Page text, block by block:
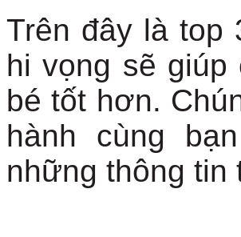
Trên đây là top
hi vọng sẽ
bé tốt hơn.
hành cùng
những thông